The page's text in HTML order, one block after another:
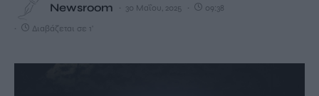
Newsroom 30 Μαΐου, 2025 09:38
Διαβάζεται σε 1'